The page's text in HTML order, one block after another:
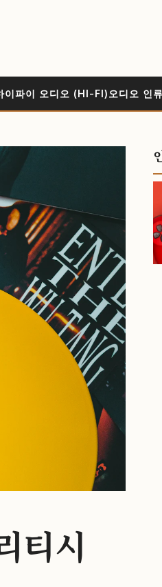
이파이 오디오 (HI-FI) 오디오 인
티시